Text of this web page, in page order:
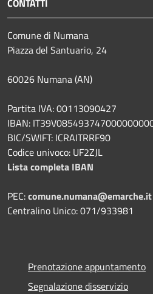
CONTATTI
Comune di Numana
Piazza del Santuario, 24
60026 Numana (AN)
Partita IVA: 00113090427
IBAN:
BIC/SWIFT: ICRAITRRF90
Codice univoco: UF2ZJL
Lista completa IBAN
PEC:comune.numana@emarche.it
Centralino Unico: 071/933981
Prenotazione appuntamento
Segnalazione disservizio